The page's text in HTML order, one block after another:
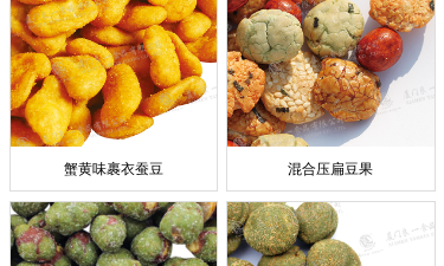
蟹黄味裹衣蚕豆 混合压扁豆果